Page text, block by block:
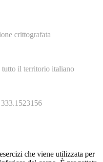
crittografata
tutto il territorio italiano
che viene utilizzata per